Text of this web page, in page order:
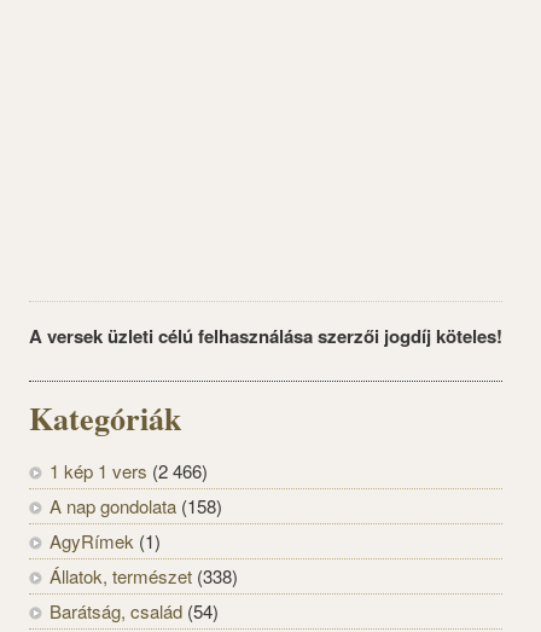
A versek üzleti célú felhasználása szerzői jogdíj köteles!
Kategóriák
1 kép 1 vers (2 466)
A nap gondolata (158)
AgyRímek (1)
Állatok, természet (338)
Barátság, család (54)